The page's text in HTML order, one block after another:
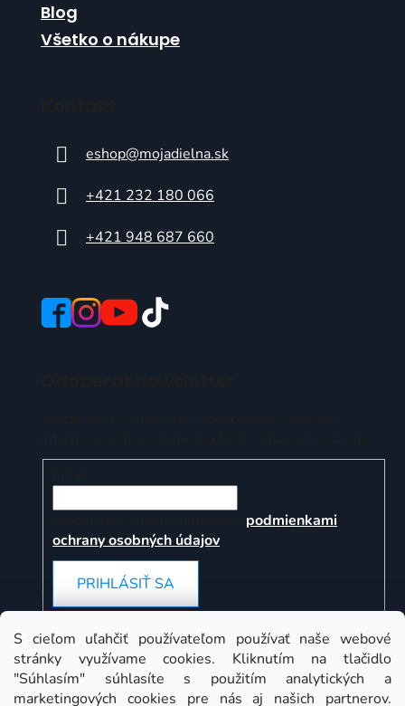
S cieľom uľahčiť používateľom používať naše webové
stránky využívame cookies. Kliknutím na tlačidlo
"Súhlasím" súhlasíte s použitím analytických a
marketingových cookies pre nás aj našich partnerov.
Blog
Všetko o nákupe
eshop@mojadielna.sk
+421 232 180 066
+421 948 687 660
podmienkami
ochrany osobných údajov
PRIHLÁSIŤ SA
Instagram